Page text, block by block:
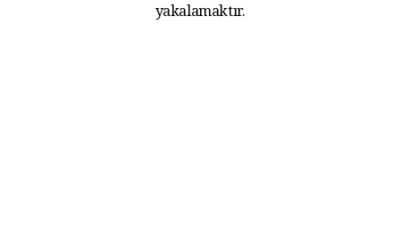
yakalamaktır.